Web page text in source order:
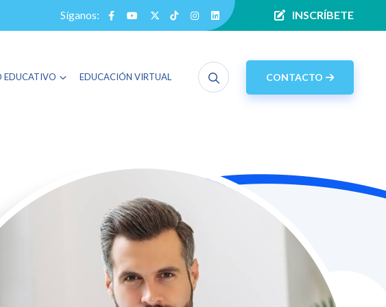
Síganos: INSCRÍBETE
EDUCATIVO EDUCACIÓN VIRTUAL CONTACTO